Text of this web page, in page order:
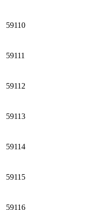
59110
59111
59112
59113
59114
59115
59116